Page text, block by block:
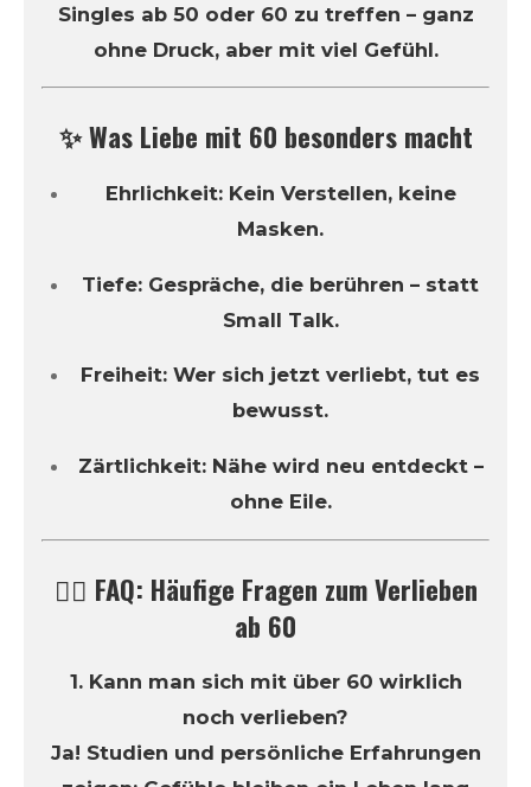
Singles ab 50 oder 60 zu treffen – ganz
ohne Druck, aber mit viel Gefühl.
✨ Was Liebe mit 60 besonders macht
Ehrlichkeit: Kein Verstellen, keine
Masken.
Tiefe: Gespräche, die berühren – statt
Small Talk.
Freiheit: Wer sich jetzt verliebt, tut es
bewusst.
Zärtlichkeit: Nähe wird neu entdeckt –
ohne Eile.
🙋‍♀️ FAQ: Häufige Fragen zum Verlieben
ab 60
1. Kann man sich mit über 60 wirklich
noch verlieben?
Ja! Studien und persönliche Erfahrungen